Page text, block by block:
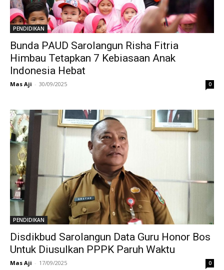
PENDIDIKAN
Bunda PAUD Sarolangun Risha Fitria
Himbau Tetapkan 7 Kebiasaan Anak
Indonesia Hebat
Mas Aji - 30/09/2025 0
PENDIDIKAN
Disdikbud Sarolangun Data Guru Honor Bos
Untuk Diusulkan PPPK Paruh Waktu
Mas Aji - 17/09/2025 0